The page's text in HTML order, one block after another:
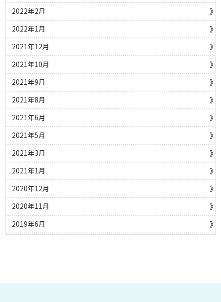
2022年2月
2022年1月
2021年12月
2021年10月
2021年9月
2021年8月
2021年6月
2021年5月
2021年3月
2021年1月
2020年12月
2020年11月
2019年6月